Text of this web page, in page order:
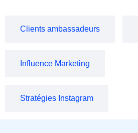
Clients ambassadeurs
Influence Marketing
Stratégies Instagram